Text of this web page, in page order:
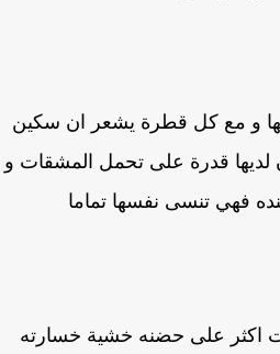
و مع كل قطرة يشعر ان سكين
لديها قدرة على تحمل المشقات و
فهي تنسى نفسها تماما
اكثر على حضنه خشية خسارته